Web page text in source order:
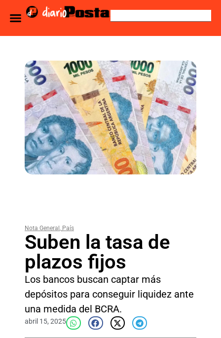
Nota General , País
Suben la tasa de
plazos fijos
Los bancos buscan captar más
depósitos para conseguir liquidez ante
una medida del BCRA.
abril 15, 2025